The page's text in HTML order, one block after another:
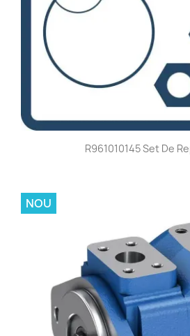
R961010145 Set De
NOU